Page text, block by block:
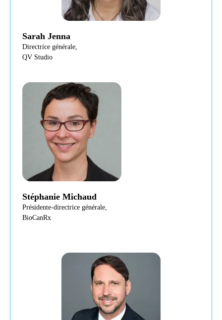
Sarah Jenna
Directrice générale,
QV Studio
Stéphanie Michaud
Présidente-directrice générale,
BioCanRx